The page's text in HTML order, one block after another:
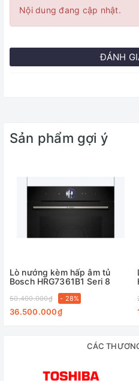
Nội dung đang cập nhật.
ĐÁNH
Sản phẩm gợi ý
Lò nướng kèm hấp âm tủ
Bosch HRG7361B1 Seri 8
50.400.000₫ - 28%
36.500.000₫
CÁC